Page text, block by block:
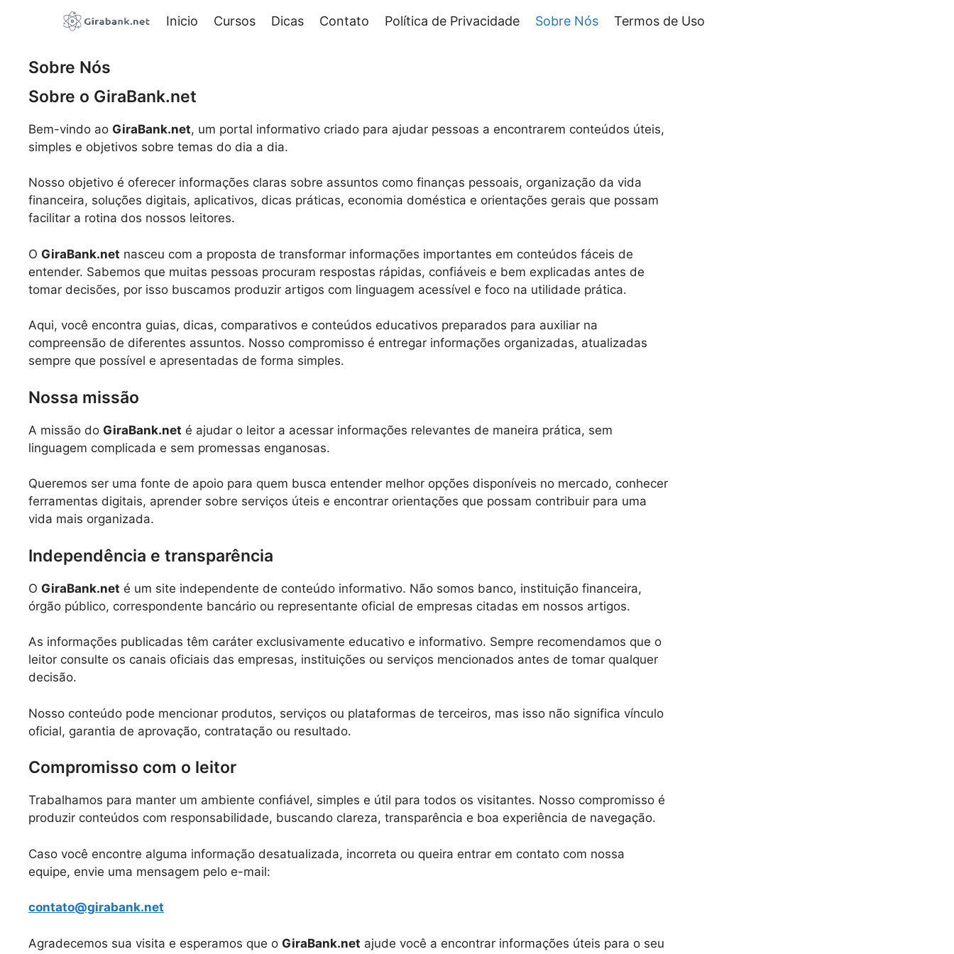
conteúdo
Inicio Cursos Dicas Contato Política de Privacidade Sobre Nós Termos de Uso
Sobre Nós
Sobre o GiraBank.net
Bem-vindo ao GiraBank.net, um portal informativo criado para ajudar pessoas a encontrarem conteúdos úteis,
simples e objetivos sobre temas do dia a dia.
Nosso objetivo é oferecer informações claras sobre assuntos como finanças pessoais, organização da vida
financeira, soluções digitais, aplicativos, dicas práticas, economia doméstica e orientações gerais que possam
facilitar a rotina dos nossos leitores.
O GiraBank.net nasceu com a proposta de transformar informações importantes em conteúdos fáceis de
entender. Sabemos que muitas pessoas procuram respostas rápidas, confiáveis e bem explicadas antes de
tomar decisões, por isso buscamos produzir artigos com linguagem acessível e foco na utilidade prática.
Aqui, você encontra guias, dicas, comparativos e conteúdos educativos preparados para auxiliar na
compreensão de diferentes assuntos. Nosso compromisso é entregar informações organizadas, atualizadas
sempre que possível e apresentadas de forma simples.
Nossa missão
A missão do GiraBank.net é ajudar o leitor a acessar informações relevantes de maneira prática, sem
linguagem complicada e sem promessas enganosas.
Queremos ser uma fonte de apoio para quem busca entender melhor opções disponíveis no mercado, conhecer
ferramentas digitais, aprender sobre serviços úteis e encontrar orientações que possam contribuir para uma
vida mais organizada.
Independência e transparência
O GiraBank.net é um site independente de conteúdo informativo. Não somos banco, instituição financeira,
órgão público, correspondente bancário ou representante oficial de empresas citadas em nossos artigos.
As informações publicadas têm caráter exclusivamente educativo e informativo. Sempre recomendamos que o
leitor consulte os canais oficiais das empresas, instituições ou serviços mencionados antes de tomar qualquer
decisão.
Nosso conteúdo pode mencionar produtos, serviços ou plataformas de terceiros, mas isso não significa vínculo
oficial, garantia de aprovação, contratação ou resultado.
Compromisso com o leitor
Trabalhamos para manter um ambiente confiável, simples e útil para todos os visitantes. Nosso compromisso é
produzir conteúdos com responsabilidade, buscando clareza, transparência e boa experiência de navegação.
Caso você encontre alguma informação desatualizada, incorreta ou queira entrar em contato com nossa
equipe, envie uma mensagem pelo e-mail:
contato@girabank.net
Agradecemos sua visita e esperamos que o GiraBank.net ajude você a encontrar informações úteis para o seu